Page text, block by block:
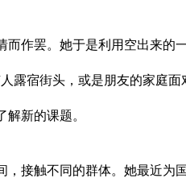
作罢。她于是利用空出来
露宿街头，或是朋友的家庭
新的课题。
接触不同的群体。她最近